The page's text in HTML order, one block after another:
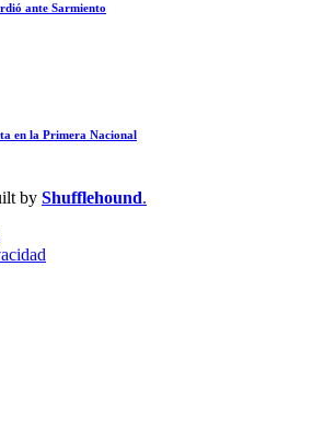
ante Sarmiento
en la Primera Nacional
by Shufflehound.